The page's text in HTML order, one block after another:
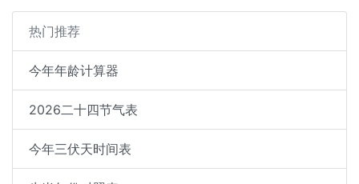
热门推荐
今年年龄计算器
2026二十四节气表
今年三伏天时间表